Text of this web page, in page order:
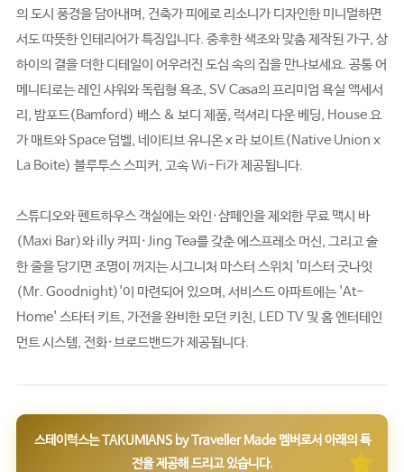
의 도시 풍경을 담아내며, 건축가 피에로 리소니가 디자인한 미니멀하면
서도 따뜻한 인테리어가 특징입니다. 중후한 색조와 맞춤 제작된 가구, 상
하이의 결을 더한 디테일이 어우러진 도심 속의 집을 만나보세요. 공통 어
메니티로는 레인 샤워와 독립형 욕조, SV Casa의 프리미엄 욕실 액세서
리, 밤포드(Bamford) 배스 & 보디 제품, 럭셔리 다운 베딩, House 요
가 매트와 Space 덤벨, 네이티브 유니온 x 라 보이트(Native Union x
La Boite) 블루투스 스피커, 고속 Wi-Fi가 제공됩니다.
스튜디오와 펜트하우스 객실에는 와인·샴페인을 제외한 무료 맥시 바
(Maxi Bar)와 illy 커피·Jing Tea를 갖춘 에스프레소 머신, 그리고 술
한 줄을 당기면 조명이 꺼지는 시그니처 마스터 스위치 '미스터 굿나잇
(Mr. Goodnight)'이 마련되어 있으며, 서비스드 아파트에는 'At-
Home' 스타터 키트, 가전을 완비한 모던 키친, LED TV 및 홈 엔터테인
먼트 시스템, 전화·브로드밴드가 제공됩니다.
스테이럭스는 TAKUMIANS by Traveller Made 멤버로서 아래의 특
전을 제공해 드리고 있습니다.